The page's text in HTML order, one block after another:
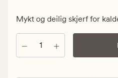
Vanlig
pris
120
Mykt og deilig skjerf for
Antall